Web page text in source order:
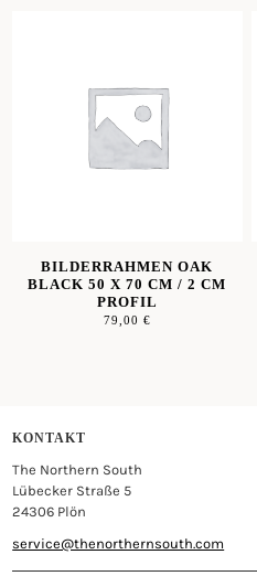
BILDERRAHMEN OAK
BLACK 50 X 70 CM / 2 CM
PROFIL
79,00 €
KONTAKT
The Northern South
Lübecker Straße 5
24306 Plön
service@thenorthernsouth.com